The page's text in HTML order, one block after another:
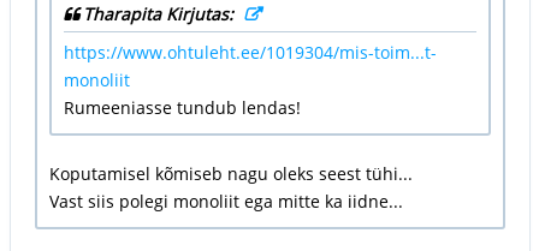
Tharapita Kirjutas:
https://www.ohtuleht.ee/1019304/mis-toim...t-
monoliit
Rumeeniasse tundub lendas!
Koputamisel kõmiseb nagu oleks seest tühi...
Vast siis polegi monoliit ega mitte ka iidne...